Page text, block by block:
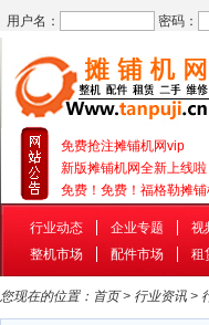
用户名： 密码：
免费抢注摊铺机网vip
新版摊铺机网全新上线啦
免费！免费！福格勒摊
行业动态 企业专题 视
整机市场
配件市场 租
您现在的位置： 首页> 行业资讯 >